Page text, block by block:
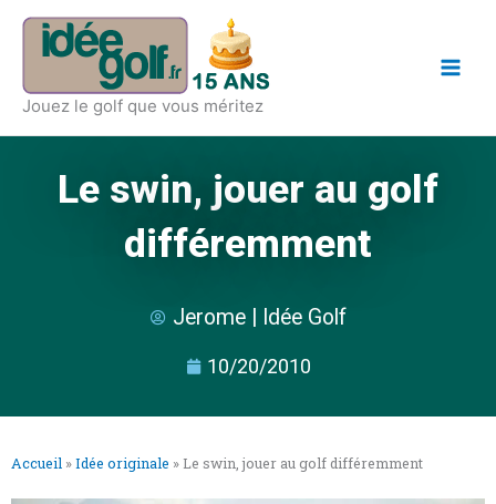
Aller
contenu
Jouez le golf que vous méritez
Le swin, jouer au golf
différemment
Jerome | Idée Golf
10/20/2010
Accueil »Idée originale » Le swin, jouer au golf différemment